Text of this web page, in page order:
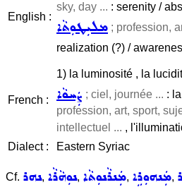
English :
sky, day ... : serenity /
ܡܠܝܼܛܘܼܬܵܐ ; profession,
realization (?) /
French :
1) la luminosité , la
ܨܲܚܘܵܐ ; ciel, journée ... :
profession, art, sport,
intellectuel ... ,
Dialect :
Eastern Syriac
Cf. ܢܗܪ, ܢܘܼܗܵܪܵܐ, ܡܲܢܪܵܢܘܼܬܵܐ, ܡܲܢܗܘܼܪܹܐ,